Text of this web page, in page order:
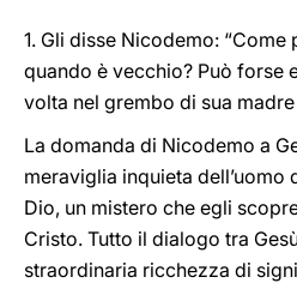
1. Gli disse Nicodemo:
quando è vecchio? Può forse
volta nel grembo di sua madre
La domanda di Nicodemo a
meraviglia inquieta dell’uomo
Dio, un mistero che egli
Cristo. Tutto il dialogo tra
straordinaria ricchezza di